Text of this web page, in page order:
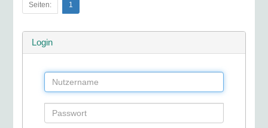
Seiten: 1
Login